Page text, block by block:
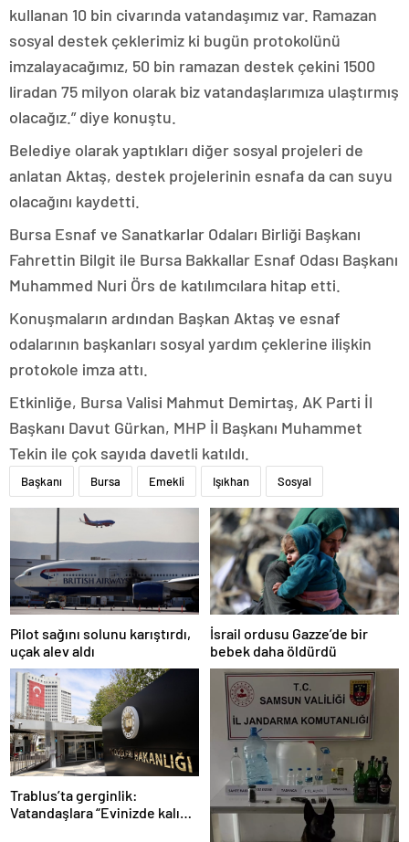
kullanan 10 bin civarında vatandaşımız var. Ramazan
sosyal destek çeklerimiz ki bugün protokolünü
imzalayacağımız, 50 bin ramazan destek çekini 1500
liradan 75 milyon olarak biz vatandaşlarımıza ulaştırmış
olacağız.” diye konuştu.
Belediye olarak yaptıkları diğer sosyal projeleri de
anlatan Aktaş, destek projelerinin esnafa da can suyu
olacağını kaydetti.
Bursa Esnaf ve Sanatkarlar Odaları Birliği Başkanı
Fahrettin Bilgit ile Bursa Bakkallar Esnaf Odası Başkanı
Muhammed Nuri Örs de katılımcılara hitap etti.
Konuşmaların ardından Başkan Aktaş ve esnaf
odalarının başkanları sosyal yardım çeklerine ilişkin
protokole imza attı.
Etkinliğe, Bursa Valisi Mahmut Demirtaş, AK Parti İl
Başkanı Davut Gürkan, MHP İl Başkanı Muhammet
Tekin ile çok sayıda davetli katıldı.
Başkanı Bursa Emekli Işıkhan Sosyal
Pilot sağını solunu karıştırdı,
uçak alev aldı
İsrail ordusu Gazze’de bir
bebek daha öldürdü
Trablus’ta gerginlik:
Vatandaşlara “Evinizde kalın”